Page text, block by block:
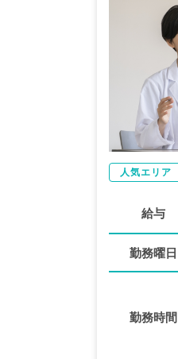
人気エリア
給与
勤務曜日
勤務時間